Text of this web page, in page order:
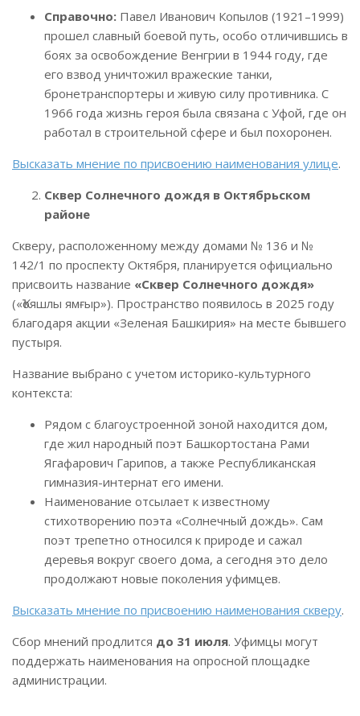
Справочно: Павел Иванович Копылов (1921–1999)
прошел славный боевой путь, особо отличившись в
боях за освобождение Венгрии в 1944 году, где
его взвод уничтожил вражеские танки,
бронетранспортеры и живую силу противника. С
1966 года жизнь героя была связана с Уфой, где он
работал в строительной сфере и был похоронен.
Высказать мнение по присвоению наименования улице.
Сквер Солнечного дождя в Октябрьском
районе
Скверу, расположенному между домами № 136 и №
142/1 по проспекту Октября, планируется официально
присвоить название «Сквер Солнечного дождя»
(«Ҡояшлы ямғыр»). Пространство появилось в 2025 году
благодаря акции «Зеленая Башкирия» на месте бывшего
пустыря.
Название выбрано с учетом историко-культурного
контекста:
Рядом с благоустроенной зоной находится дом,
где жил народный поэт Башкортостана Рами
Ягафарович Гарипов, а также Республиканская
гимназия-интернат его имени.
Наименование отсылает к известному
стихотворению поэта «Солнечный дождь». Сам
поэт трепетно относился к природе и сажал
деревья вокруг своего дома, а сегодня это дело
продолжают новые поколения уфимцев.
Высказать мнение по присвоению наименования скверу.
Сбор мнений продлится до 31 июля. Уфимцы могут
поддержать наименования на опросной площадке
администрации.